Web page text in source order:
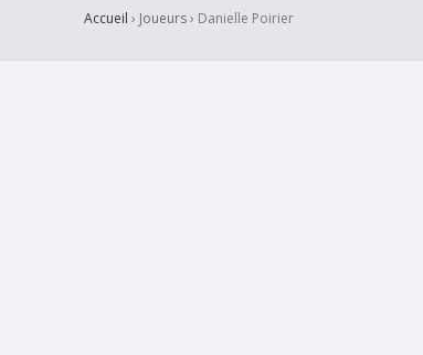
Accueil › Joueurs › Danielle Poirier